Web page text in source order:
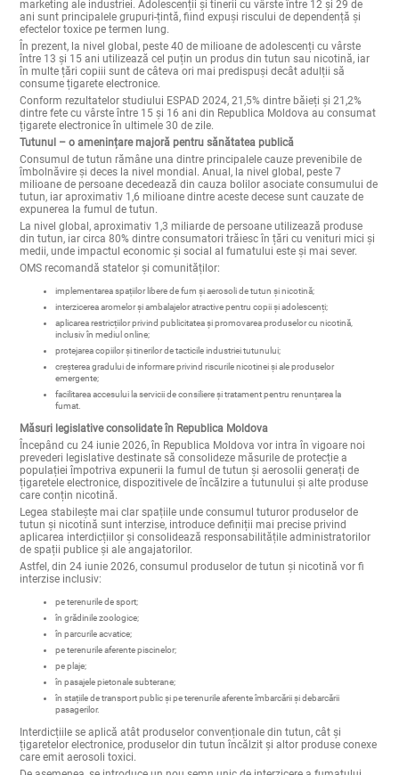
influenceri și rețele sociale a devenit unul dintre principalele canale de
marketing ale industriei. Adolescenții și tinerii cu vârste între 12 și 29 de
ani sunt principalele grupuri-țintă, fiind expuși riscului de dependență și
efectelor toxice pe termen lung.
În prezent, la nivel global, peste 40 de milioane de adolescenți cu vârste
între 13 și 15 ani utilizează cel puțin un produs din tutun sau nicotină, iar
în multe țări copiii sunt de câteva ori mai predispuși decât adulții să
consume țigarete electronice.
Conform rezultatelor studiului ESPAD 2024, 21,5% dintre băieți și 21,2%
dintre fete cu vârste între 15 și 16 ani din Republica Moldova au consumat
țigarete electronice în ultimele 30 de zile.
Tutunul – o amenințare majoră pentru sănătatea publică
Consumul de tutun rămâne una dintre principalele cauze prevenibile de
îmbolnăvire și deces la nivel mondial. Anual, la nivel global, peste 7
milioane de persoane decedează din cauza bolilor asociate consumului de
tutun, iar aproximativ 1,6 milioane dintre aceste decese sunt cauzate de
expunerea la fumul de tutun.
La nivel global, aproximativ 1,3 miliarde de persoane utilizează produse
din tutun, iar circa 80% dintre consumatori trăiesc în țări cu venituri mici și
medii, unde impactul economic și social al fumatului este și mai sever.
OMS recomandă statelor și comunităților:
implementarea spațiilor libere de fum și aerosoli de tutun și nicotină;
interzicerea aromelor și ambalajelor atractive pentru copii și adolescenți;
aplicarea restricțiilor privind publicitatea și promovarea produselor cu nicotină,
inclusiv în mediul online;
protejarea copiilor și tinerilor de tacticile industriei tutunului;
creșterea gradului de informare privind riscurile nicotinei și ale produselor
emergente;
facilitarea accesului la servicii de consiliere și tratament pentru renunțarea la
fumat.
Măsuri legislative consolidate în Republica Moldova
Începând cu 24 iunie 2026, în Republica Moldova vor intra în vigoare noi
prevederi legislative destinate să consolideze măsurile de protecție a
populației împotriva expunerii la fumul de tutun și aerosolii generați de
țigaretele electronice, dispozitivele de încălzire a tutunului și alte produse
care conțin nicotină.
Legea stabilește mai clar spațiile unde consumul tuturor produselor de
tutun și nicotină sunt interzise, introduce definiții mai precise privind
aplicarea interdicțiilor și consolidează responsabilitățile administratorilor
de spații publice și ale angajatorilor.
Astfel, din 24 iunie 2026, consumul produselor de tutun și nicotină vor fi
interzise inclusiv:
pe terenurile de sport;
în grădinile zoologice;
în parcurile acvatice;
pe terenurile aferente piscinelor;
pe plaje;
în pasajele pietonale subterane;
în stațiile de transport public și pe terenurile aferente îmbarcării și debarcării
pasagerilor.
Interdicțiile se aplică atât produselor convenționale din tutun, cât și
țigaretelor electronice, produselor din tutun încălzit și altor produse conexe